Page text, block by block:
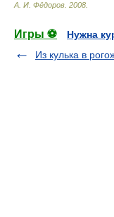
А. И. Фёдоров 2008
Игры ⚽
Нужна
Из кулька в